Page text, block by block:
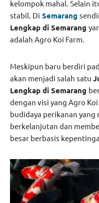
kelompok mahal. Selain
stabil. Di Semarang
Lengkap di Semarang
adalah Agro Koi Farm.
Meskipun baru berdiri
akan menjadi salah satu
Lengkap di Semarang
dengan visi yang Agro
budidaya perikanan yang
berkelanjutan dan
besar berbasis